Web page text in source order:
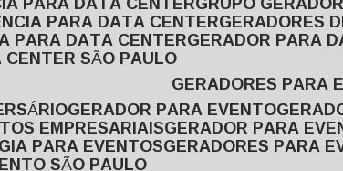
PARA DATA CENTER
PARA DATA CENTER GERADOR PARA
CENTER SÃO PAULO
GERADORES PARA
GERADOR PARA EVENTO
EMPRESARIAIS GERADOR PARA
PARA EVENTOS GERADORES PARA
SÃO PAULO